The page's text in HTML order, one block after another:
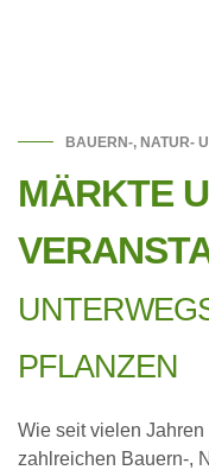
BAUERN-, NATUR-
MÄRKTE
PFLANZEN
Wie seit vielen
zahlreichen Bauern-,